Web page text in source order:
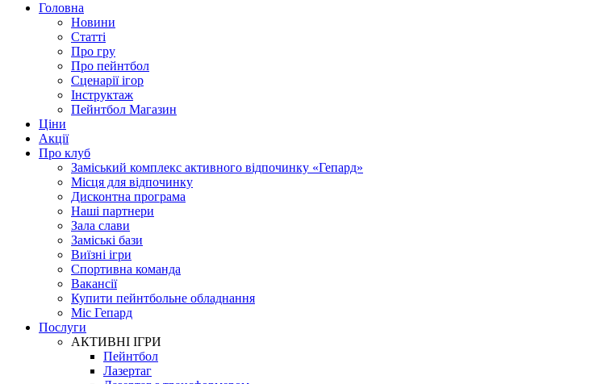
Головна
Новини
Статті
Про гру
Про пейнтбол
Сценарії ігор
Інструктаж
Пейнтбол Магазин
Ціни
Акції
Про клуб
Заміський комплекс активного відпочинку «Гепард»
Місця для відпочинку
Дисконтна програма
Наші партнери
Зала слави
Заміські бази
Виїзні ігри
Спортивна команда
Вакансії
Купити пейнтбольне обладнання
Міс Гепард
Послуги
АКТИВНІ ІГРИ
Пейнтбол
Лазертаг